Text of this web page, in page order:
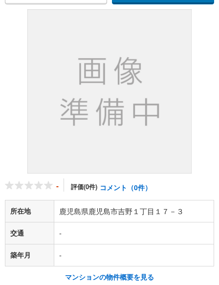
- 評価(0件) コメント（0件）
所在地 鹿児島県鹿児島市吉野１丁目１７－３
交通 -
築年月 -
マンションの物件概要を見る